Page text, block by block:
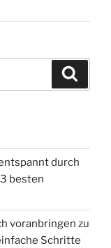
durch
besten
voranbringen zu
Schritte